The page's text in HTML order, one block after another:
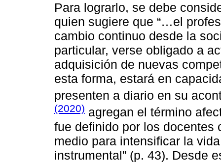
Para lograrlo, se debe
quien sugiere que “…el
cambio continuo desde la
particular, verse obligado a
adquisición de nuevas
esta forma, estará en
presenten a diario en su
(2020) agregan el término
fue definido por los
medio para intensificar la
instrumental” (p. 43). Desde